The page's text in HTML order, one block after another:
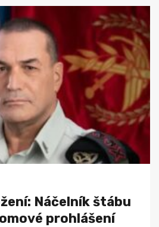
Náčelník štábu
prohlášení